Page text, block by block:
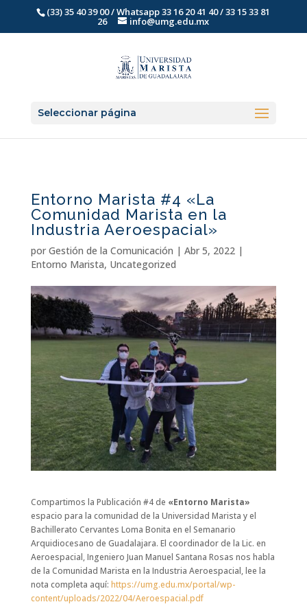
(33) 35 40 39 00 / Whatsapp 33 16 20 41 40 / 33 15 33 81
26 info@umg.edu.mx
Seleccionar página
Entorno Marista #4 «La
Comunidad Marista en la
Industria Aeroespacial»
por Gestión de la Comunicación | Abr 5, 2022|
Entorno Marista, Uncategorized
Compartimos la Publicación #4 de «Entorno Marista»
espacio para la comunidad de la Universidad Marista y el
Bachillerato Cervantes Loma Bonita en el Semanario
Arquidiocesano de Guadalajara. El coordinador de la Lic. en
Aeroespacial, Ingeniero Juan Manuel Santana Rosas nos habla
de la Comunidad Marista en la Industria Aeroespacial, lee la
nota completa aquí: https://umg.edu.mx/portal/wp-
content/uploads/2022/04/Aeroespacial.pdf